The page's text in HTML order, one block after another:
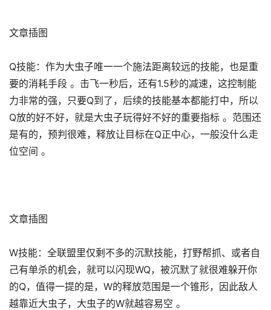
文章插图
Q技能：作为大虫子唯一一个施法距离较远的技能，也是重
要的消耗手段 。击飞一秒后，还有1.5秒的减速，这控制能
力非常的强，只要Q到了，后续的技能基本都能打中，所以
Q放的好不好，就是大虫子玩得好不好的重要指标 。范围还
是有的，预判很难，释放让目标在Q正中心，一般没什么走
位空间 。
文章插图
W技能：全联盟里仅剩不多的沉默技能，打野帮抓、或者自
己有单杀的机会，就可以闪现WQ，被沉默了就很难躲开你
的Q，值得一提的是，W的释放范围是一个锥形，因此敌人
越靠近大虫子，大虫子的W就越容易空 。